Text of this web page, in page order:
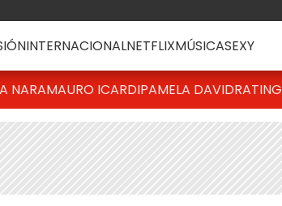
INTERNACIONALNETFLIXMÚSICASEXY
NARAMAURO ICARDIPAMELA DAVIDRATING